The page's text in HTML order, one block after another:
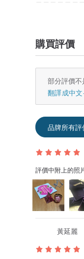
＿＿＿＿＿＿
- 收到款項後
- 訂做貨品會
- 其它運送詳
產地/製造方式
香港製造 - 店
購買評價
部分評價不
翻譯成中
品牌所有評
評價中附上的照
黃延麗